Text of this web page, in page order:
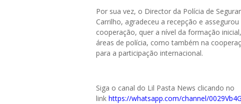
Por sua vez, o Director da Polícia de
Carrilho, agradeceu a recepção e
cooperação, quer a nível da formação
áreas de polícia, como também na
para a participação internacional.
Siga o canal do Lil Pasta News clicando no
link https://whatsapp.com/channel/